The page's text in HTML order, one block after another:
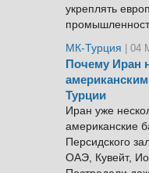
укреплять
МК-Турция
| 04
Почему Иран
Турции
Иран уже
американские
Персидского
ОАЭ, Кувейт,